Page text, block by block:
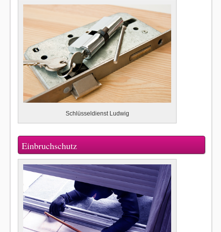
Schlüsseldienst Ludwig
Einbruchschutz